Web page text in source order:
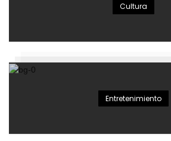
Cultura
Entretenimiento